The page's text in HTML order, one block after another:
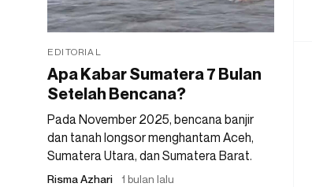
EDITORIAL
Apa Kabar Sumatera 7 Bulan
Setelah Bencana?
Pada November 2025, bencana banjir
dan tanah longsor menghantam Aceh,
Sumatera Utara, dan Sumatera Barat.
Risma Azhari 1 bulan lalu